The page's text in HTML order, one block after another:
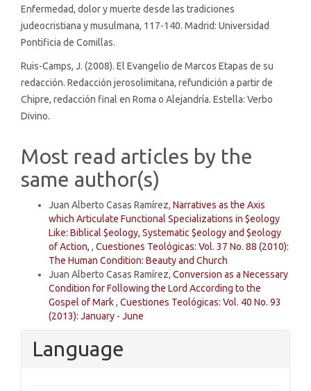
Enfermedad, dolor y muerte desde las tradiciones
judeocristiana y musulmana, 117-140. Madrid: Universidad
Pontificia de Comillas.
Ruis-Camps, J. (2008). El Evangelio de Marcos Etapas de su
redacción. Redacción jerosolimitana, refundición a partir de
Chipre, redacción final en Roma o Alejandría. Estella: Verbo
Divino.
Most read articles by the
same author(s)
Juan Alberto Casas Ramírez, Narratives as the Axis
which Articulate Functional Specializations in $eology
Like: Biblical $eology, Systematic $eology and $eology
of Action, , Cuestiones Teológicas: Vol. 37 No. 88 (2010):
The Human Condition: Beauty and Church
Juan Alberto Casas Ramírez, Conversion as a Necessary
Condition for Following the Lord According to the
Gospel of Mark, Cuestiones Teológicas: Vol. 40 No. 93
(2013): January - June
Language